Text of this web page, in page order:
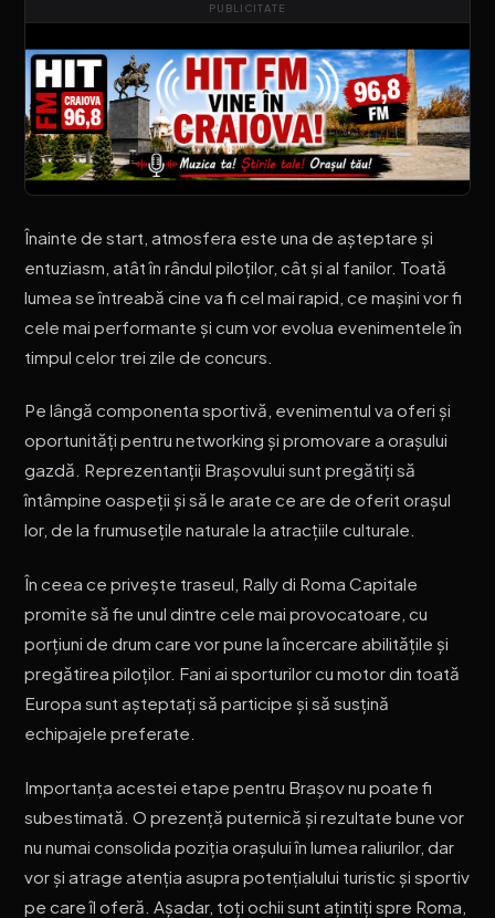
PUBLICITATE
Înainte de start, atmosfera este una de așteptare și
entuziasm, atât în rândul piloților, cât și al fanilor. Toată
lumea se întreabă cine va fi cel mai rapid, ce mașini vor fi
cele mai performante și cum vor evolua evenimentele în
timpul celor trei zile de concurs.
Pe lângă componenta sportivă, evenimentul va oferi și
oportunități pentru networking și promovare a orașului
gazdă. Reprezentanții Brașovului sunt pregătiți să
întâmpine oaspeții și să le arate ce are de oferit orașul
lor, de la frumusețile naturale la atracțiile culturale.
În ceea ce privește traseul, Rally di Roma Capitale
promite să fie unul dintre cele mai provocatoare, cu
porțiuni de drum care vor pune la încercare abilitățile și
pregătirea piloților. Fani ai sporturilor cu motor din toată
Europa sunt așteptați să participe și să susțină
echipajele preferate.
Importanța acestei etape pentru Brașov nu poate fi
subestimată. O prezență puternică și rezultate bune vor
nu numai consolida poziția orașului în lumea raliurilor, dar
vor și atrage atenția asupra potențialului turistic și sportiv
pe care îl oferă. Așadar, toți ochii sunt ațintiți spre Roma,